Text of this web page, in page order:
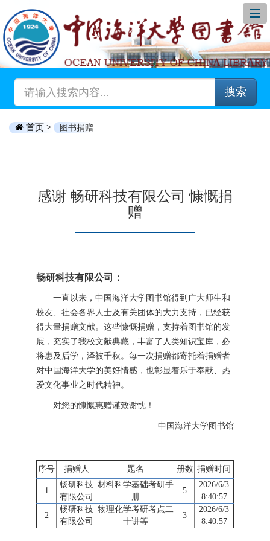
搜索
首页 > 图书捐赠
感谢 畅研科技有限公司 慷慨捐
赠
畅研科技有限公司：
一直以来，中国海洋大学图书馆得到广大师生和
校友、社会各界人士及有关团体的大力支持，已经获
得大量捐赠文献。这些慷慨捐赠，支持着图书馆的发
展，充实了我校文献典藏，丰富了人类知识宝库，必
将惠及后学，泽被千秋。每一次捐赠都寄托着捐赠者
对中国海洋大学的美好情感，也彰显着乐于奉献、热
爱文化事业之时代精神。
对您的慷慨惠赠谨致谢忱！
中国海洋大学图书馆
序号 捐赠人 题名 册数 捐赠时间
1
畅研科技
有限公司
材料科学基础考研手
册
5
2026/6/3
8:40:57
2
畅研科技
有限公司
物理化学考研考点二
十讲等
3
2026/6/3
8:40:57